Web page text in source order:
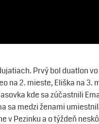
Prvý bol duatlon
na 2. mieste, Eliška na 3.
kde sa zúčastnili
sa medzi ženami
v Pezinku a o týždeň